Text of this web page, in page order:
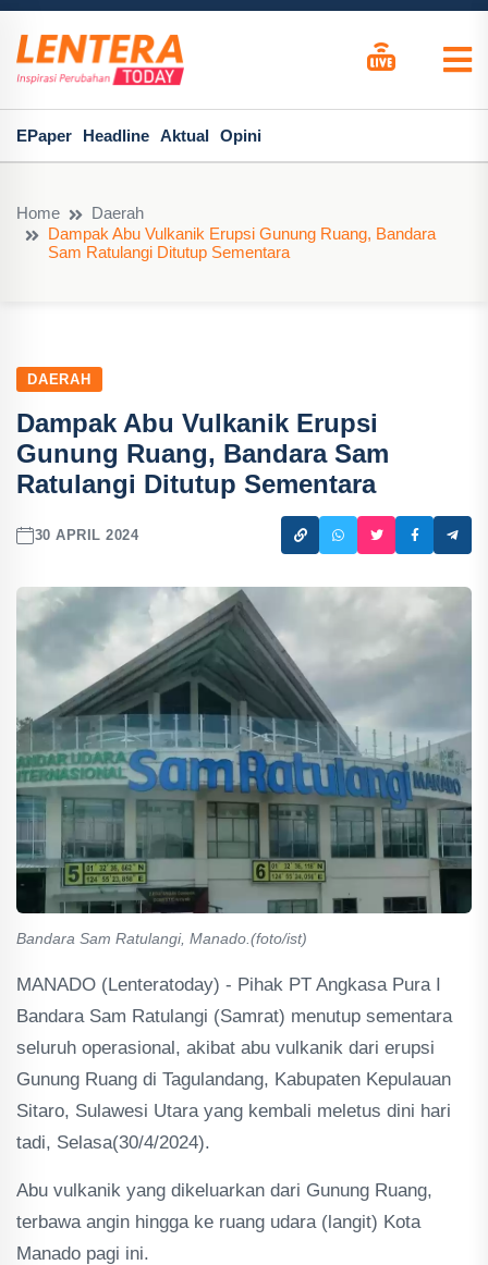
EPaper Headline Aktual Opini
Home
Daerah
Dampak Abu Vulkanik Erupsi Gunung Ruang, Bandara
Sam Ratulangi Ditutup Sementara
DAERAH
Dampak Abu Vulkanik Erupsi
Gunung Ruang, Bandara Sam
Ratulangi Ditutup Sementara
30 APRIL 2024
Bandara Sam Ratulangi, Manado.(foto/ist)
MANADO (Lenteratoday) - Pihak PT Angkasa Pura I
Bandara Sam Ratulangi (Samrat) menutup sementara
seluruh operasional, akibat abu vulkanik dari erupsi
Gunung Ruang di Tagulandang, Kabupaten Kepulauan
Sitaro, Sulawesi Utara yang kembali meletus dini hari
tadi, Selasa(30/4/2024).
Abu vulkanik yang dikeluarkan dari Gunung Ruang,
terbawa angin hingga ke ruang udara (langit) Kota
Manado pagi ini.